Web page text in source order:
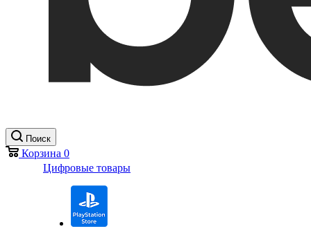
Поиск
Корзина 0
Цифровые товары